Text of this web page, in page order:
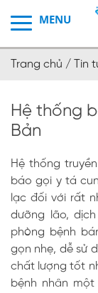
Trang chủ / Tin
Hệ thống
Bản
Hệ thống
báo gọi y tá
lạc đối với rất
dưỡng lão,
phòng bệnh
gọn nhẹ, dễ sử
chất lượng tốt
bệnh nhân